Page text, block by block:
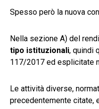
Spesso però la nuova
Nella sezione A) del
tipo istituzionali, quindi
117/2017 ed esplicitate
Le attività diverse,
precedentemente citate,